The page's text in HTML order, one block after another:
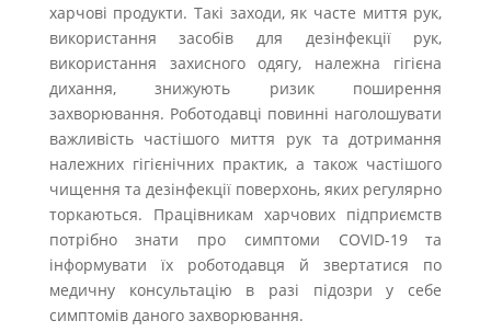
харчові продукти. Такі заходи, як часте миття рук,
використання засобів для дезінфекції рук,
використання захисного одягу, належна гігієна
дихання, знижують ризик поширення
захворювання. Роботодавці повинні наголошувати
важливість частішого миття рук та дотримання
належних гігієнічних практик, а також частішого
чищення та дезінфекції поверхонь, яких регулярно
торкаються. Працівникам харчових підприємств
потрібно знати про симптоми COVID-19 та
інформувати їх роботодавця й звертатися по
медичну консультацію в разі підозри у себе
симптомів даного захворювання.